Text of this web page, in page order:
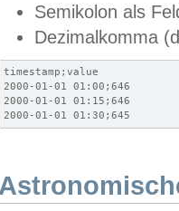
Semikolon als
Dezimalkomma
timestamp;value
2000-01-01 01:00;646
2000-01-01 01:15;646
2000-01-01 01:30;645